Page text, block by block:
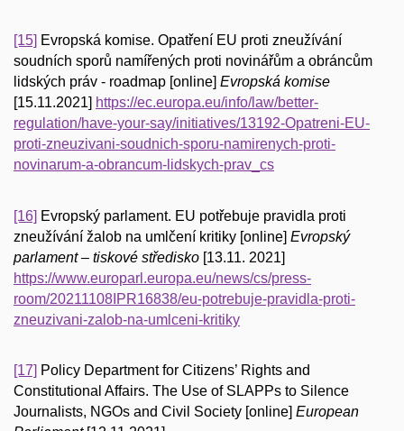
[15] Evropská komise. Opatření EU proti zneužívání
soudních sporů namířených proti novinářům a obráncům
lidských práv - roadmap [online] Evropská komise
[15.11.2021] https://ec.europa.eu/info/law/better-
regulation/have-your-say/initiatives/13192-Opatreni-EU-
proti-zneuzivani-soudnich-sporu-namirenych-proti-
novinarum-a-obrancum-lidskych-prav_cs
[16] Evropský parlament. EU potřebuje pravidla proti
zneužívání žalob na umlčení kritiky [online] Evropský
parlament – tiskové středisko [13.11. 2021]
https://www.europarl.europa.eu/news/cs/press-
room/20211108IPR16838/eu-potrebuje-pravidla-proti-
zneuzivani-zalob-na-umlceni-kritiky
[17] Policy Department for Citizens’ Rights and
Constitutional Affairs. The Use of SLAPPs to Silence
Journalists, NGOs and Civil Society [online] European